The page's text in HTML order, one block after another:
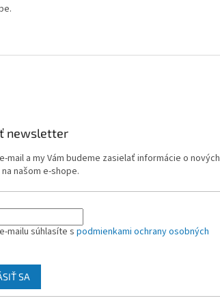
newsletter
mail a my Vám budeme zasielať informácie o nových
našom e-shope.
mailu súhlasíte s podmienkami ochrany osobných
SA